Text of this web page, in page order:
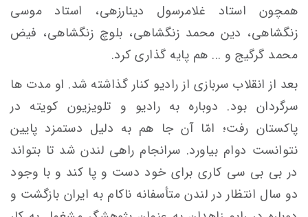
همچون استاد غلامرسول دینارزهی، استاد موسی
زنگشاهی، دین محمد زنگشاهی، بلوچ زنگشاهی، فیض
محمد گرگیج و ... هم پایه ­گذاری کرد.
بعد از انقلاب سربازی از رادیو کنار گذاشته شد. او مدت ها
سرگردان بود. دوباره به رادیو و تلویزیون کویته در
پاکستان رفت؛ امّا آن جا هم به دلیل دستمزد پایین
نتوانست دوام بیاورد. سرانجام راهی لندن شد تا بتواند
در بی­ بی­ سی کاری برای خود دست و پا کند و با وجود
دو سال انتظار در لندن متأسفانه ناکام به ایران بازگشت و